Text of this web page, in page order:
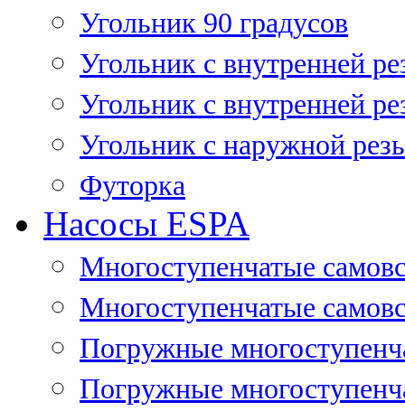
Угольник 90 градусов
Угольник c внутренней
Угольник с внутренней
Угольник с наружной
Футорка
Насосы ESPA
Многоступенчатые
Многоступенчатые
Погружные
Погружные